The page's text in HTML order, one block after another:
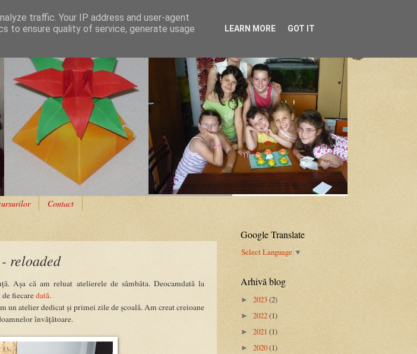
Contact
reloaded
Așa că am reluat atelierele de sâmbăta. Deocamdată la
fiecaredată.
un atelier dedicat și primei zile de școală. Am creat creioane
învățătoare.
Google Translate
Select Language ▼
Arhivă blog
► 2023(2)
► 2022(1)
► 2021 (1)
► 2020(1)
traffic. Your IP address and user-agent
to ensure quality of service, generate usage
LEARN MORE GOT IT